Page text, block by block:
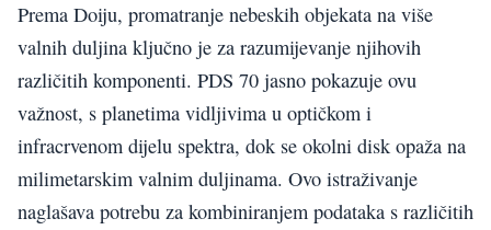
Prema Doiju, promatranje nebeskih objekata na više
valnih duljina ključno je za razumijevanje njihovih
različitih komponenti. PDS 70 jasno pokazuje ovu
važnost, s planetima vidljivima u optičkom i
infracrvenom dijelu spektra, dok se okolni disk opaža na
milimetarskim valnim duljinama. Ovo istraživanje
naglašava potrebu za kombiniranjem podataka s različitih